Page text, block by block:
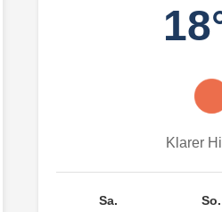
Klarer
Sa. So.